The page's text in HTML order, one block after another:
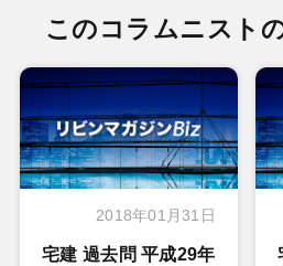
このコラムニスト
2018年01月31日
宅建 過去問 平成29年